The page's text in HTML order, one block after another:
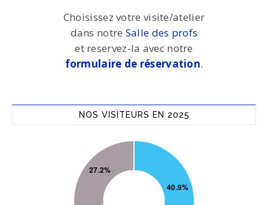
Choisissez votre visite/atelier
dans notre Salle des profs
et reservez-la avec notre
formulaire de réservation.
NOS VISITEURS EN 2025